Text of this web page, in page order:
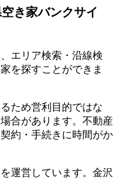
き家バンクサイ
エリア検索・沿線検
を探すことができま
ため営利目的ではな
合があります。不動産
約・手続きに時間がか
運営しています。金沢